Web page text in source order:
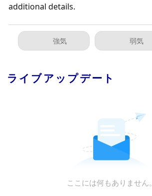
additional details.
強気 弱気
ライブアップデート
ここには何もありません。